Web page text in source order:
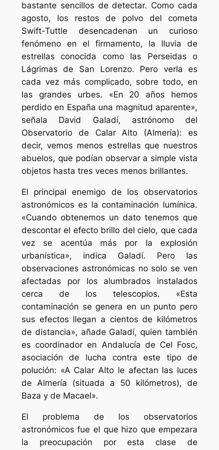
bastante sencillos de detectar. Como cada
agosto, los restos de polvo del cometa
Swift-Tuttle desencadenan un curioso
fenómeno en el firmamento, la lluvia de
estrellas conocida como las Perseidas o
Lágrimas de San Lorenzo. Pero verla es
cada vez más complicado, sobre todo, en
las grandes urbes. «En 20 años hemos
perdido en España una magnitud aparente»,
señala David Galadí, astrónomo del
Observatorio de Calar Alto (Almería): es
decir, vemos menos estrellas que nuestros
abuelos, que podían observar a simple vista
objetos hasta tres veces menos brillantes.
El principal enemigo de los observatorios
astronómicos es la contaminación lumínica.
«Cuando obtenemos un dato tenemos que
descontar el efecto brillo del cielo, que cada
vez se acentúa más por la explosión
urbanística», indica Galadí. Pero las
observaciones astronómicas no solo se ven
afectadas por los alumbrados instalados
cerca de los telescopios. «Esta
contaminación se genera en un punto pero
sus efectos llegan a cientos de kilómetros
de distancia», añade Galadí, quien también
es coordinador en Andalucía de Cel Fosc,
asociación de lucha contra este tipo de
polución: «A Calar Alto le afectan las luces
de Almería (situada a 50 kilómetros), de
Baza y de Macael».
El problema de los observatorios
astronómicos fue el que hizo que empezara
la preocupación por esta clase de